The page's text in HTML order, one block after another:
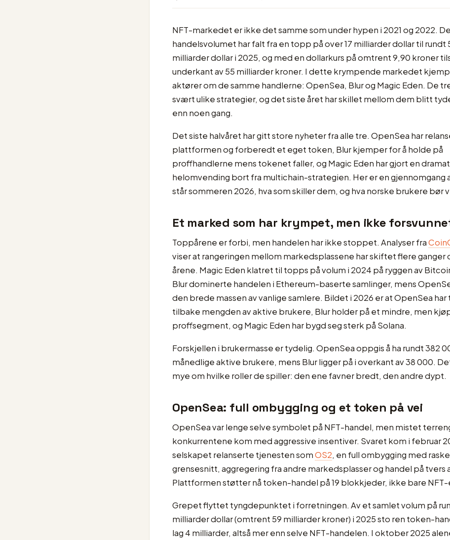
NFT-markedet er ikke det samme som under hypen i 2021 og 2022.
handelsvolumet har falt fra en topp på over 17 milliarder dollar til rundt
milliarder dollar i 2025, og med en dollarkurs på omtrent 9,90 kroner
underkant av 55 milliarder kroner. I dette krympende markedet
aktører om de samme handlerne: OpenSea, Blur og Magic Eden. De
svært ulike strategier, og det siste året har skillet mellom dem blitt
enn noen gang.
Det siste halvåret har gitt store nyheter fra alle tre. OpenSea har
plattformen og forberedt et eget token, Blur kjemper for å holde på
proffhandlerne mens tokenet faller, og Magic Eden har gjort en
helomvending bort fra multichain-strategien. Her er en gjennomgang
står sommeren 2026, hva som skiller dem, og hva norske brukere bør
Et marked som har krympet, men ikke
Toppårene er forbi, men handelen har ikke stoppet. Analyser fra
viser at rangeringen mellom markedsplassene har skiftet flere ganger
årene. Magic Eden klatret til topps på volum i 2024 på ryggen av
Blur dominerte handelen i Ethereum-baserte samlinger, mens
den brede massen av vanlige samlere. Bildet i 2026 er at OpenSea har
tilbake mengden av aktive brukere, Blur holder på et mindre, men
proffsegment, og Magic Eden har bygd seg sterk på Solana.
Forskjellen i brukermasse er tydelig. OpenSea oppgis å ha rundt 382
månedlige aktive brukere, mens Blur ligger på i overkant av 38 000.
mye om hvilke roller de spiller: den ene favner bredt, den andre dypt.
OpenSea: full ombygging og et token på vei
OpenSea var lenge selve symbolet på NFT-handel, men mistet
konkurrentene kom med aggressive insentiver. Svaret kom i februar
selskapet relanserte tjenesten somOS2, en full ombygging med
grensesnitt, aggregering fra andre markedsplasser og handel på tvers
Plattformen støtter nå token-handel på 19 blokkjeder, ikke bare NFT-
Grepet flyttet tyngdepunktet i forretningen. Av et samlet volum på
milliarder dollar (omtrent 59 milliarder kroner) i 2025 sto ren token-
lag 4 milliarder, altså mer enn selve NFT-handelen. I oktober 2025